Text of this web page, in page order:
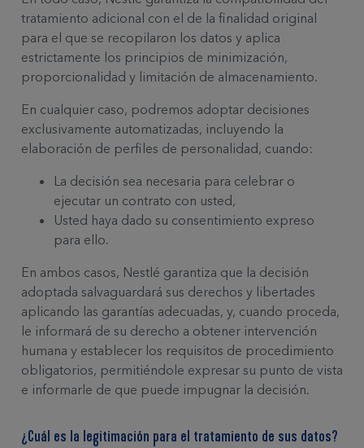
tratamiento adicional con el de la finalidad original
para el que se recopilaron los datos y aplica
estrictamente los principios de minimización,
proporcionalidad y limitación de almacenamiento.
En cualquier caso, podremos adoptar decisiones
exclusivamente automatizadas, incluyendo la
elaboración de perfiles de personalidad, cuando:
La decisión sea necesaria para celebrar o
ejecutar un contrato con usted,
Usted haya dado su consentimiento expreso
para ello.
En ambos casos, Nestlé garantiza que la decisión
adoptada salvaguardará sus derechos y libertades
aplicando las garantías adecuadas, y, cuando proceda,
le informará de su derecho a obtener intervención
humana y establecer los requisitos de procedimiento
obligatorios, permitiéndole expresar su punto de vista
e informarle de que puede impugnar la decisión.
¿Cuál es la legitimación para el tratamiento de sus datos?